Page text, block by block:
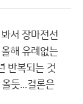
서 장마전선
해 유례없는
반복되는 것
듯...결론은